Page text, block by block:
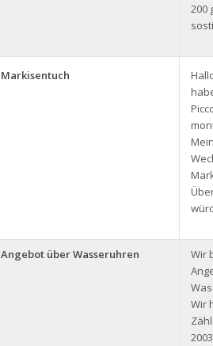
200
Markisentuch
Angebot über Wasseruhren
Wir
Wir